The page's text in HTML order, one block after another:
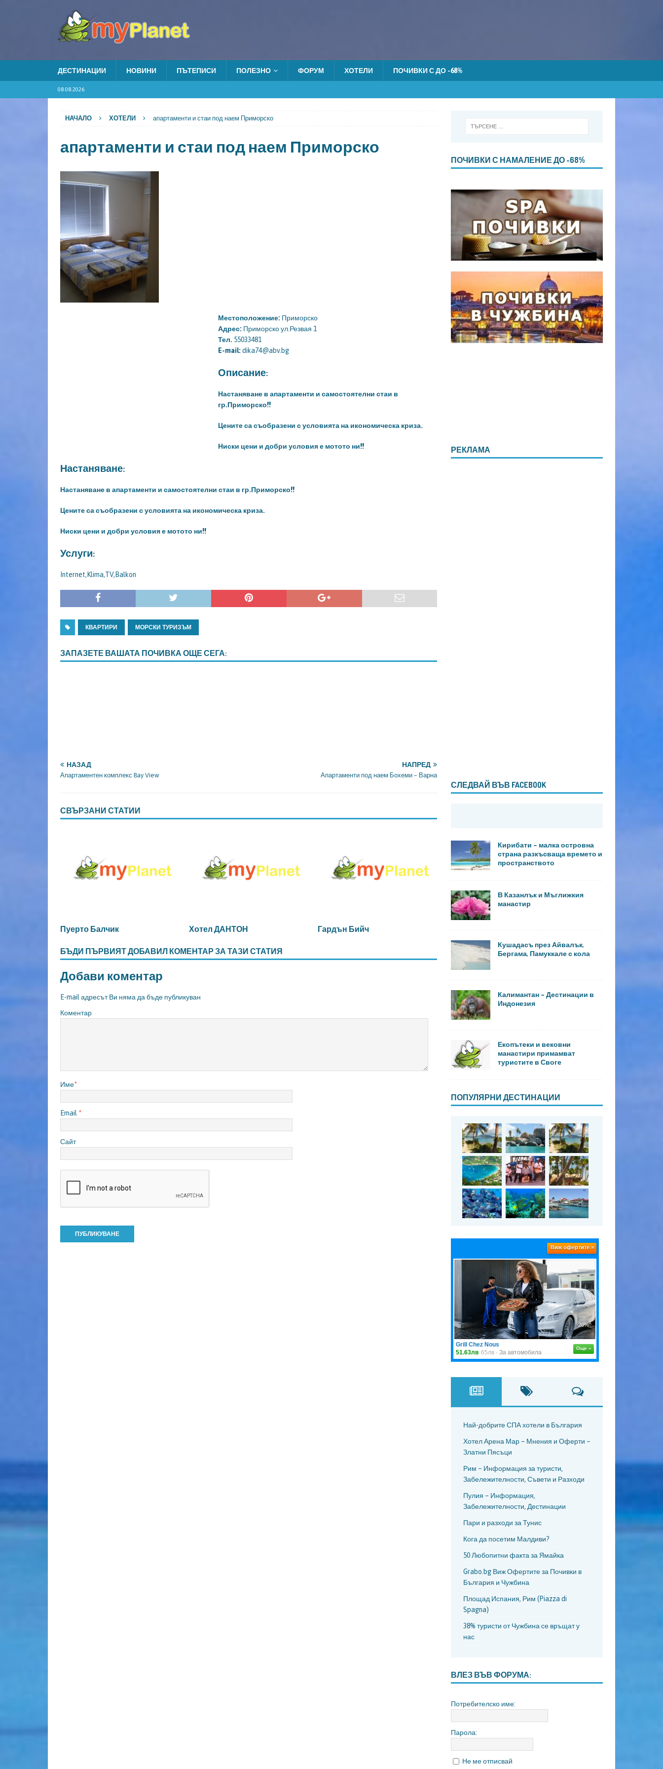
ДЕСТИНАЦИИ НОВИНИ ПЪТЕПИСИ ПОЛЕЗНО ФОРУМ ХОТЕЛИ ПОЧИВКИ С ДО -68%
08.08.2026
НАЧАЛО ХОТЕЛИ апартаменти и стаи под наем Приморско
апартаменти и стаи под наем Приморско
Местоположение: Приморско
Адрес: Приморско ул.Резвая 1
Тел. 55033481
E-mail: dika74@abv.bg
Описание:
Настаняване в апартаменти и самостоятелни стаи в
гр.Приморско!!
Цените са съобразени с условията на икономическа криза.
Ниски цени и добри условия е мотото ни!!
Настаняване:
Настаняване в апартаменти и самостоятелни стаи в гр.Приморско!!
Цените са съобразени с условията на икономическа криза.
Ниски цени и добри условия е мотото ни!!
Услуги:
Internet,Klima,TV,Balkon
КВАРТИРИ МОРСКИ ТУРИЗЪМ
ЗАПАЗЕТЕ ВАШАТА ПОЧИВКА ОЩЕ СЕГА:
НАЗАД
Апартаментен комплекс Bay View
НАПРЕД
Апартаменти под наем Бохеми – Варна
СВЪРЗАНИ СТАТИИ
Пуерто Балчик Хотел ДАНТОН Гардън Бийч
БЪДИ ПЪРВИЯТ ДОБАВИЛ КОМЕНТАР ЗА ТАЗИ СТАТИЯ
Добави коментар
E-mail адресът Ви няма да бъде публикуван
Коментар
Име*
Email *
Сайт
ПОЧИВКИ С НАМАЛЕНИЕ ДО -68%
РЕКЛАМА
СЛЕДВАЙ ВЪВ FACEBOOK
Кирибати – малка островна
страна разкъсваща времето и
пространството
В Казанлък и Мъглижкия
манастир
Кушадасъ през Айвалък,
Бергама, Памуккале с кола
Калимантан – Дестинации в
Индонезия
Екопътеки и вековни
манастири примамват
туристите в Своге
ПОПУЛЯРНИ ДЕСТИНАЦИИ
Най-добрите СПА хотели в България
Хотел Арена Мар – Мнения и Оферти –
Златни Пясъци
Рим – Информация за туристи,
Забележителности, Съвети и Разходи
Пулия – Информация,
Забележителности, Дестинации
Пари и разходи за Тунис
Кога да посетим Малдиви?
50 Любопитни факта за Ямайка
Grabo.bg Виж Офертите за Почивки в
България и Чужбина
Площад Испания, Рим (Piazza di
Spagna)
38% туристи от Чужбина се връщат у
нас
ВЛЕЗ ВЪВ ФОРУМА:
Потребителско име:
Парола:
Не ме отписвай